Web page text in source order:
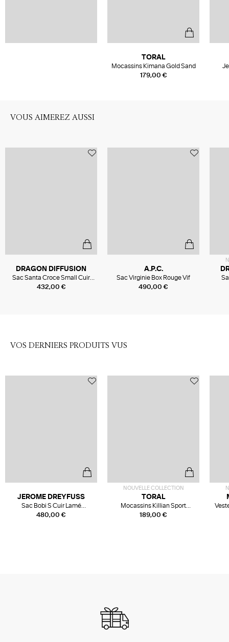
179,00 €
TORAL
Mocassins Kimana Gold Sand
VOUS AIMEREZ AUSSI
432,00 €
DRAGON DIFFUSION
Sac Santa Croce Small Cuir
Poppy Red
490,00 €
A.P.C.
Sac Virginie Box Rouge Vif
VOS DERNIERS PRODUITS VUS
480,00 €
JEROME DREYFUSS
Sac Bobi S Cuir Lamé
Champagne
NOUVELLE COLLECTION
189,00 €
TORAL
Mocassins Killian Sport
Mousse